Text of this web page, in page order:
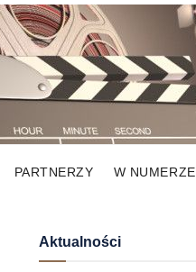
PARTNERZY W NUMERZE
Aktualności